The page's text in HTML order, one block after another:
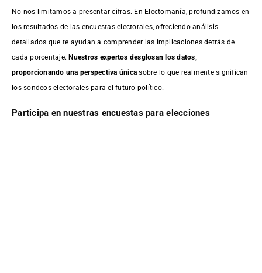
No nos limitamos a presentar cifras. En Electomanía, profundizamos en
los resultados de las encuestas electorales, ofreciendo análisis
detallados que te ayudan a comprender las implicaciones detrás de
cada porcentaje.Nuestros expertos desglosan los datos,
proporcionando una perspectiva única sobre lo que realmente significan
los sondeos electorales para el futuro político.
Participa en nuestras encuestas para elecciones